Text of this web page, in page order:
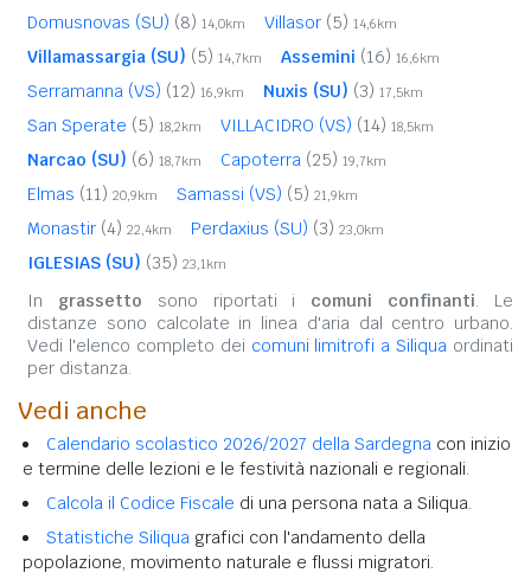
Domusnovas (SU) (8) 14,0km Villasor (5) 14,6km
Villamassargia (SU) (5) 14,7km Assemini (16) 16,6km
Serramanna (VS) (12) 16,9km Nuxis (SU) (3) 17,5km
San Sperate (5) 18,2km VILLACIDRO (VS) (14) 18,5km
Narcao (SU) (6) 18,7km Capoterra (25) 19,7km
Elmas (11) 20,9km Samassi (VS) (5) 21,9km
Monastir (4) 22,4km Perdaxius (SU) (3) 23,0km
IGLESIAS (SU) (35) 23,1km
In grassetto sono riportati i comuni confinanti. Le
distanze sono calcolate in linea d'aria dal centro urbano.
Vedi l'elenco completo dei comuni limitrofi a Siliqua ordinati
per distanza.
Vedi anche
Calendario scolastico 2026/2027 della Sardegna con inizio
e termine delle lezioni e le festività nazionali e regionali.
Calcola il Codice Fiscale di una persona nata a Siliqua.
Statistiche Siliqua grafici con l'andamento della
popolazione, movimento naturale e flussi migratori.